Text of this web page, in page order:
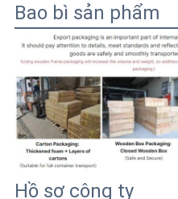
Bao bì sản phẩm
Hồ sơ công ty